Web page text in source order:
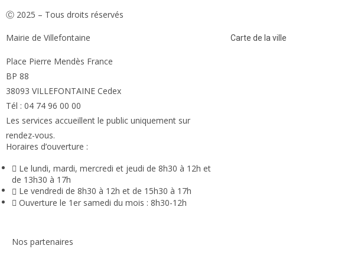
Ⓒ 2025 – Tous droits réservés
Mairie de Villefontaine
Place Pierre Mendès France
BP 88
38093 VILLEFONTAINE Cedex
Tél : 04 74 96 00 00
Les services accueillent le public uniquement sur
rendez-vous.
Horaires d’ouverture :
Le lundi, mardi, mercredi et jeudi de 8h30 à 12h et
de 13h30 à 17h
Le vendredi de 8h30 à 12h et de 15h30 à 17h
Ouverture le 1er samedi du mois : 8h30-12h
Carte de la ville
Nos partenaires